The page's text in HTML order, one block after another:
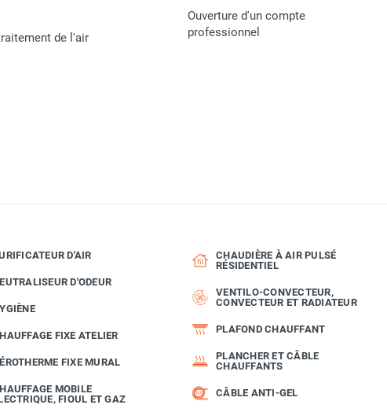
de l'air
Ouverture d'un compte
professionnel
D'AIR
D'ODEUR
FIXE ATELIER
FIXE MURAL
MOBILE
FIOUL ET GAZ
CHAUDIÈRE À AIR PULSÉ
RÉSIDENTIEL
VENTILO-CONVECTEUR,
CONVECTEUR ET RADIATEUR
PLAFOND CHAUFFANT
PLANCHER ET CÂBLE
CHAUFFANTS
CÂBLE ANTI-GEL